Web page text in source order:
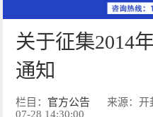
关于征集2014
通知
栏目： 官方公告 来源：开
07-28 14:30:00